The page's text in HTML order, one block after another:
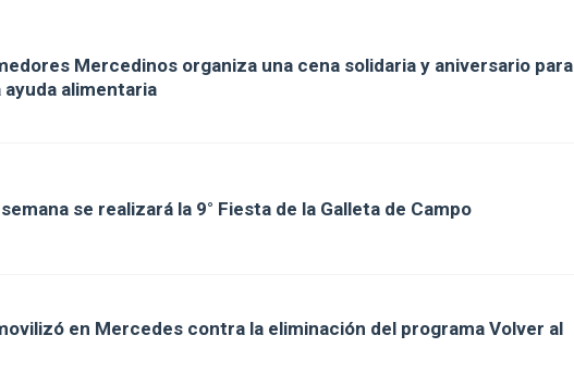
Mercedinos organiza una cena solidaria y aniversario para
alimentaria
se realizará la 9° Fiesta de la Galleta de Campo
en Mercedes contra la eliminación del programa Volver al